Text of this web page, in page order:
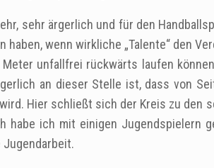
sehr ärgerlich und für den
wenn wirkliche „Talente“ den
unfallfrei rückwärts laufen
an dieser Stelle ist, dass von
Hier schließt sich der Kreis zu
habe ich mit einigen Jugendspielern